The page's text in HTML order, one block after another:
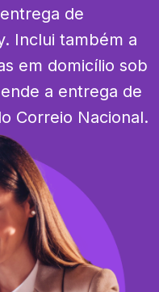
de
Inclui também a
em domicílio sob
a entrega de
Correio Nacional.